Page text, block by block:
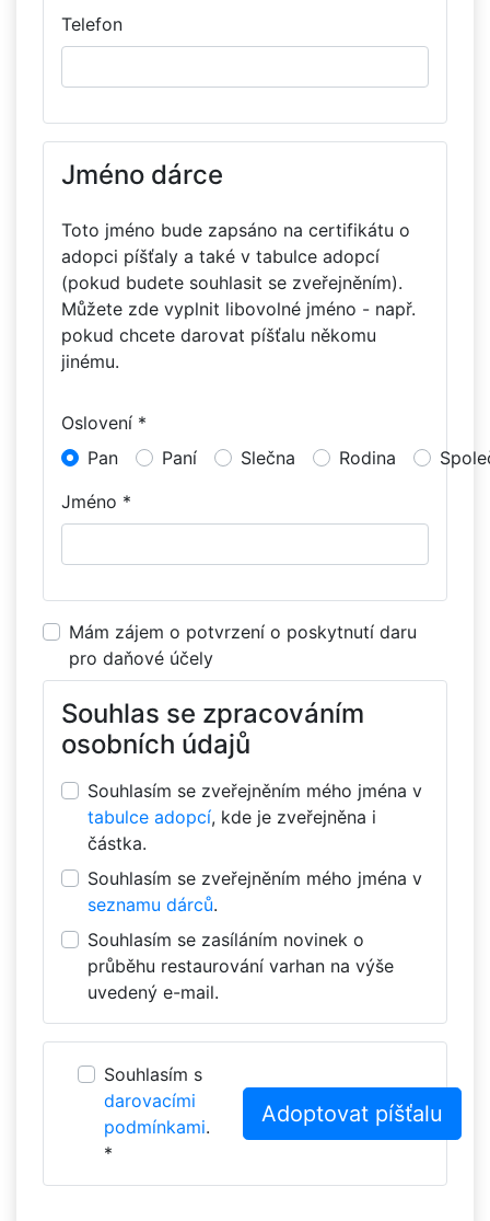
Telefon
Jméno dárce
Toto jméno bude zapsáno na certifikátu o
adopci píšťaly a také v tabulce adopcí
(pokud budete souhlasit se zveřejněním).
Můžete zde vyplnit libovolné jméno - např.
pokud chcete darovat píšťalu někomu
jinému.
Oslovení *
Pan
Paní Slečna Rodina
Jméno *
Mám zájem o potvrzení o poskytnutí daru
pro daňové účely
Souhlas se zpracováním
osobních údajů
Souhlasím se zveřejněním mého jména v
tabulce adopcí, kde je zveřejněna i
částka.
Souhlasím se zveřejněním mého jména v
seznamu dárců.
Souhlasím se zasíláním novinek o
průběhu restaurování varhan na výše
uvedený e-mail.
Souhlasím s
darovacími
podmínkami.
*